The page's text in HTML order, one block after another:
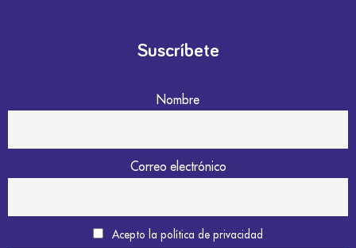
Suscríbete
Nombre
Correo electrónico
Acepto la política de privacidad